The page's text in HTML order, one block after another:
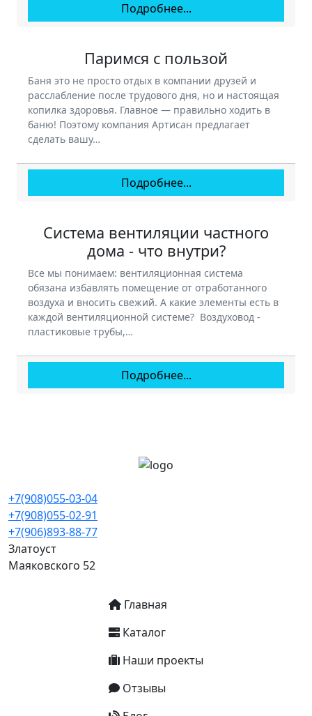
Подробнее...
Паримся с пользой
Баня это не просто отдых в компании друзей и
расслабление после трудового дня, но и настоящая
копилка здоровья. Главное — правильно ходить в
баню! Поэтому компания Артисан предлагает
сделать вашу…
Подробнее...
Система вентиляции частного
дома - что внутри?
Все мы понимаем: вентиляционная система
обязана избавлять помещение от отработанного
воздуха и вносить свежий. А какие элементы есть в
каждой вентиляционной системе? Воздуховод -
пластиковые трубы,…
Подробнее...
+7(908)055-03-04
+7(908)055-02-91
+7(906)893-88-77
Златоуст
Маяковского 52
Основная навигация
Главная
Каталог
Наши проекты
Отзывы